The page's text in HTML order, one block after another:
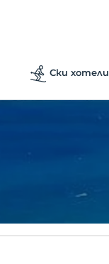
Ски хотели